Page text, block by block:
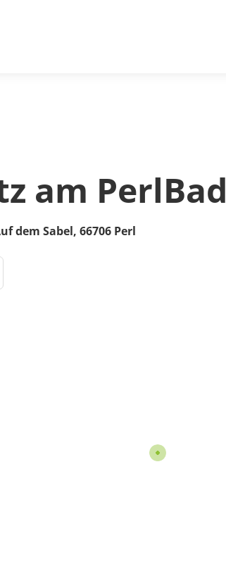
am PerlBad
dem Sabel, 66706 Perl